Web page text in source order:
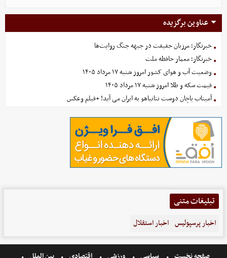
عناوین برگزیده
خبرنگار؛ مرزبان حقیقت در جبهه جنگ روایت‌ها
خبرنگار؛ معمار حافظه ملت
وضعیت آب و هوای کشور امروز شنبه ۱۷ مرداد ۱۴۰۵
قیمت سکه و طلا امروز شنبه ۱۷ مرداد ۱۴۰۵
آمیتاب باچان دوست نتانیاهو به ایران می آید! +فیلم وعکس
تبلیغات متنی
اخبار پرسپولیس اخبار استقلال